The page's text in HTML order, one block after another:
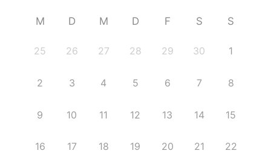
M D M D F S S
25 26 27 28 29 30 1
2 3 4 5 6 7 8
9 10 11 12 13 14 15
16 17 18 19 20 21 22